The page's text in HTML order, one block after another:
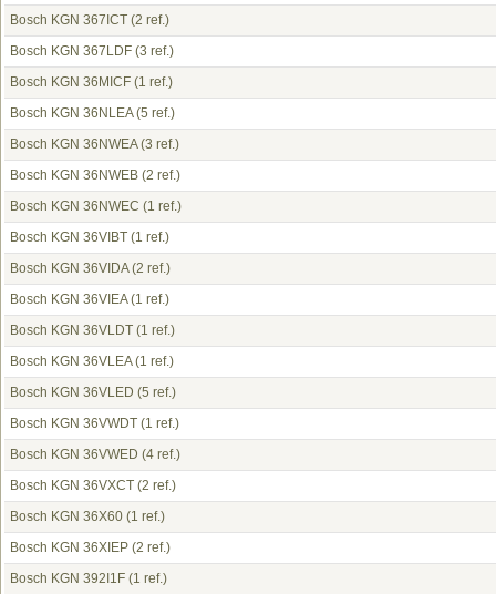
Bosch KGN 367ICT (2 ref.)
Bosch KGN 367LDF (3 ref.)
Bosch KGN 36MICF (1 ref.)
Bosch KGN 36NLEA(5 ref.)
Bosch KGN 36NWEA(3 ref.)
Bosch KGN 36NWEB (2 ref.)
Bosch KGN 36NWEC (1 ref.)
Bosch KGN 36VIBT (1 ref.)
Bosch KGN 36VIDA(2 ref.)
Bosch KGN 36VIEA(1 ref.)
Bosch KGN 36VLDT (1 ref.)
Bosch KGN 36VLEA(1 ref.)
Bosch KGN 36VLED (5 ref.)
Bosch KGN 36VWDT (1 ref.)
Bosch KGN 36VWED (4 ref.)
Bosch KGN 36VXCT (2 ref.)
Bosch KGN 36X60 (1 ref.)
Bosch KGN 36XIEP (2 ref.)
Bosch KGN 392I1F (1 ref.)